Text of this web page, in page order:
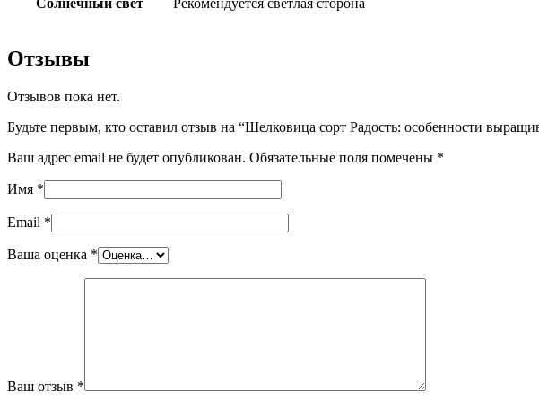
Солнечный свет Рекомендуется светлая сторона
Отзывы
Отзывов пока нет.
Будьте первым, кто оставил отзыв на “Шелковица сорт Радость: особенности
Ваш адрес email не будет опубликован. Обязательные поля помечены *
Имя *
Email *
Ваша оценка *
Ваш отзыв *